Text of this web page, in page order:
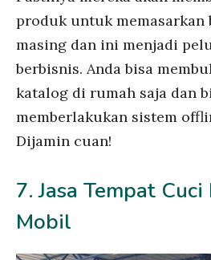
produk untuk memasarkan
masing dan ini menjadi
berbisnis. Anda bisa
katalog di rumah saja dan
memberlakukan sistem
Dijamin cuan!
7. Jasa Tempat
Mobil